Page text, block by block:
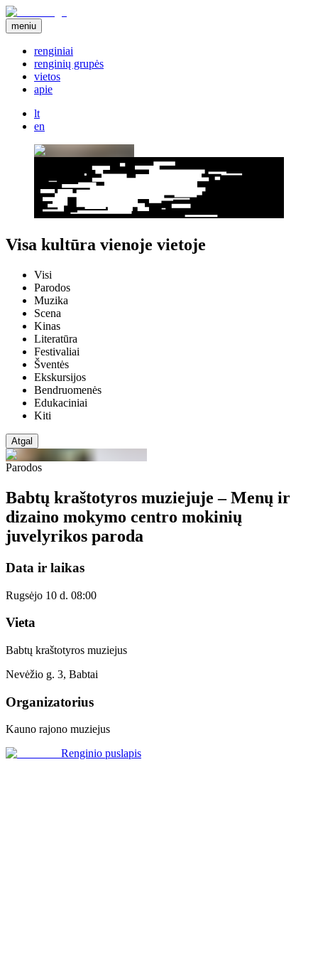
meniu
renginiai
renginių grupės
vietos
apie
lt
en
Visa kultūra vienoje vietoje
Visi
Parodos
Muzika
Scena
Kinas
Literatūra
Festivaliai
Šventės
Ekskursijos
Bendruomenės
Edukaciniai
Kiti
Atgal
Parodos
Babtų kraštotyros muziejuje – Menų ir
dizaino mokymo centro mokinių
juvelyrikos paroda
Data ir laikas
Rugsėjo 10 d. 08:00
Vieta
Babtų kraštotyros muziejus
Nevėžio g. 3, Babtai
Organizatorius
Kauno rajono muziejus
Renginio puslapis